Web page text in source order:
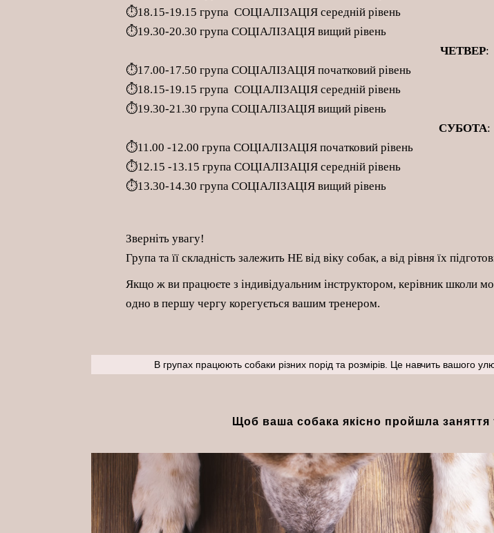
⏱18.15-19.15 група СОЦІАЛІЗАЦІЯ середній рівень
⏱19.30-20.30 група СОЦІАЛІЗАЦІЯ вищий рівень
ЧЕТВЕР:
⏱17.00-17.50 група СОЦІАЛІЗАЦІЯ початковий рівень
⏱18.15-19.15 група СОЦІАЛІЗАЦІЯ середній рівень
⏱19.30-21.30 група СОЦІАЛІЗАЦІЯ вищий рівень
СУБОТА:
⏱11.00 -12.00 група СОЦІАЛІЗАЦІЯ початковий рівень
⏱12.15 -13.15 група СОЦІАЛІЗАЦІЯ середній рівень
⏱13.30-14.30 група СОЦІАЛІЗАЦІЯ вищий рівень
Зверніть увагу!
Група та її складність залежить НЕ від віку собак, а від рівня їх
Якщо ж ви працюєте з індивідуальним інструктором, керівник школи
одно в першу чергу корегується вашим тренером.
В групах працюють собаки різних порід та розмірів. Це навчить вашого
Щоб ваша собака якісно пройшла заняття